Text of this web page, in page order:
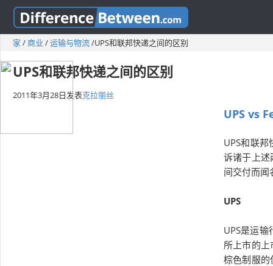
家 /商业 /运输与物流/UPS和联邦快递之间的区别
UPS和联邦快递之间的区别
2011年3月28日发表克拉丽丝
UPS vs
UPS和联
诉诸于上述
间交付而闻
UPS
UPS是运
所上市的
棕色制服的